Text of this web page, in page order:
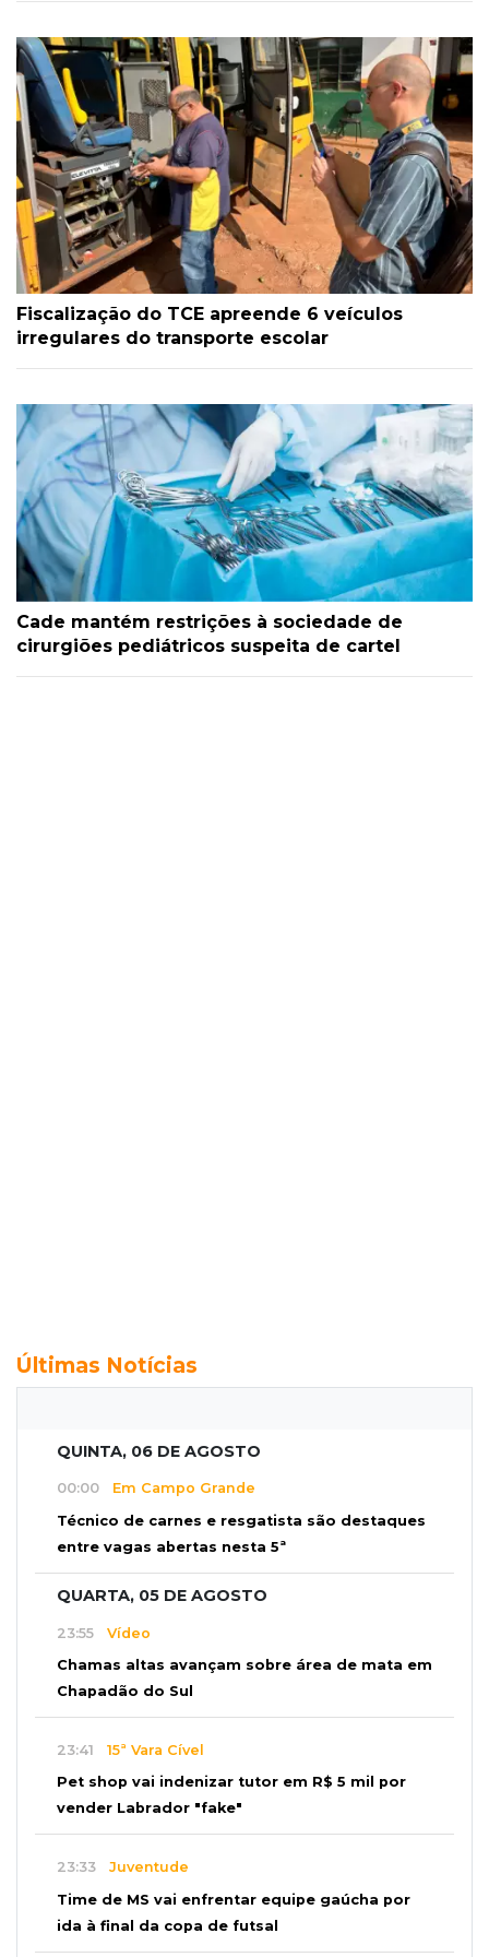
Fiscalização do TCE apreende 6 veículos
irregulares do transporte escolar
Cade mantém restrições à sociedade de
cirurgiões pediátricos suspeita de cartel
Últimas Notícias
QUINTA, 06 DE AGOSTO
00:00 Em Campo Grande
Técnico de carnes e resgatista são destaques
entre vagas abertas nesta 5ª
QUARTA, 05 DE AGOSTO
23:55 Vídeo
Chamas altas avançam sobre área de mata em
Chapadão do Sul
23:41 15ª Vara Cível
Pet shop vai indenizar tutor em R$ 5 mil por
vender Labrador "fake"
23:33 Juventude
Time de MS vai enfrentar equipe gaúcha por
ida à final da copa de futsal